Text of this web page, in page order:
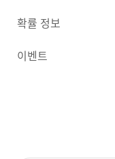
확률 정보
이벤트